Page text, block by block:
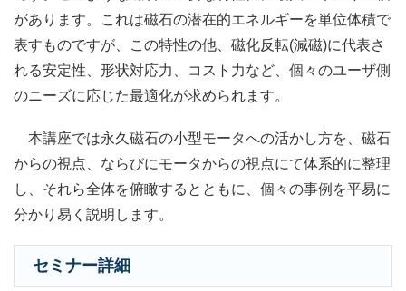
があります。これは磁石の潜在的エネルギーを単位体積で
表すものですが、この特性の他、磁化反転(減磁)に代表さ
れる安定性、形状対応力、コスト力など、個々のユーザ側
のニーズに応じた最適化が求められます。
本講座では永久磁石の小型モータへの活かし方を、磁石
からの視点、ならびにモータからの視点にて体系的に整理
し、それら全体を俯瞰するとともに、個々の事例を平易に
分かり易く説明します。
セミナー詳細